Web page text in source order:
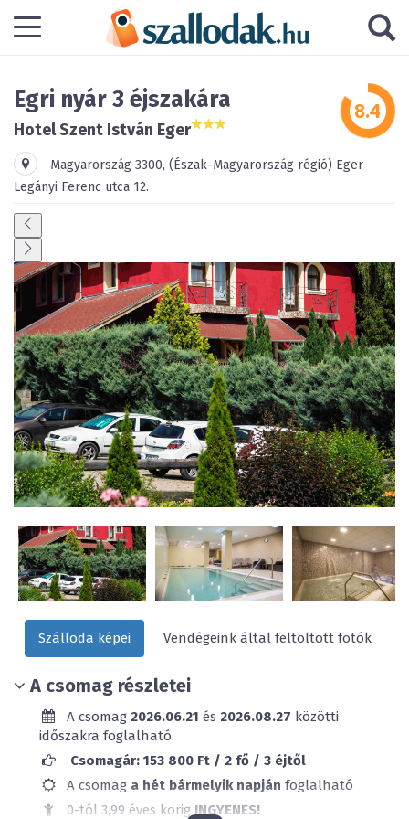
Egri nyár 3 éjszakára
Hotel Szent István Eger
Magyarország 3300, (Észak-Magyarország régió) Eger
Legányi Ferenc utca 12.
Szálloda képei Vendégeink által feltöltött fotók
A csomag részletei
A csomag 2026.06.21 és 2026.08.27 közötti
időszakra foglalható.
Csomagár: 153 800 Ft / 2 fő / 3 éjtől
A csomag a hét bármelyik napján foglalható
0-tól 3,99 éves korig INGYENES!